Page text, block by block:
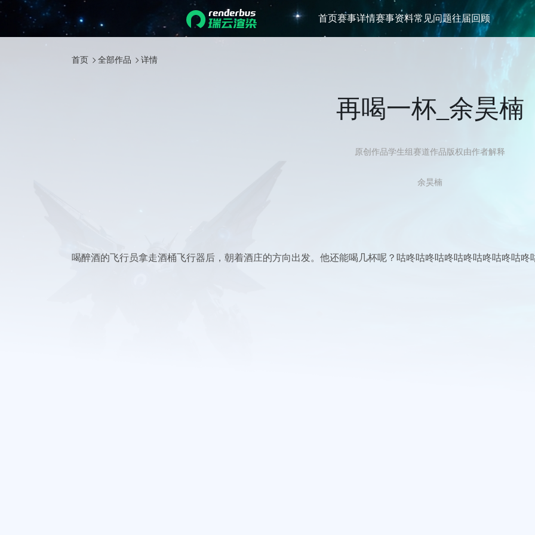
首页赛事详情赛事资料常见问题往届回顾
首页 全部作品 详情
再喝一杯_余昊楠
原创作品学生组 赛道作品版权由作者解释
余昊楠
喝醉酒的飞行员拿走酒桶飞行器后，朝着酒庄的方向出发。他还能喝几杯呢？咕咚咕咚咕咚咕咚咕咚咕咚咕咚